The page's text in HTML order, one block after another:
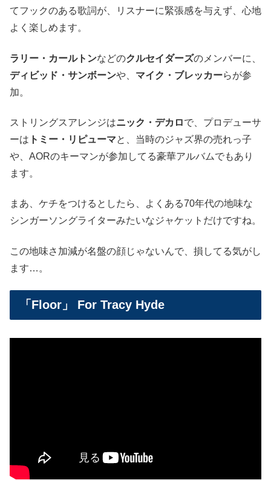
てフックのある歌詞が、リスナーに緊張感を与えず、心地
よく楽しめます。
ラリー・カールトンなどのクルセイダーズのメンバーに、
ディビッド・サンボーンや、 マイク・ブレッカーらが参
加。
ストリングスアレンジはニック・デカロで、プロデューサ
ーは トミー・リピューマと、当時のジャズ界の売れっ子
や、AORのキーマンが参加してる豪華アルバムでもあり
ます。
まあ、ケチをつけるとしたら、よくある70年代の地味な
シンガーソングライターみたいなジャケットだけですね。
この地味さ加減が名盤の顔じゃないんで、損してる気がし
ます…。
「Floor」 For Tracy Hyde